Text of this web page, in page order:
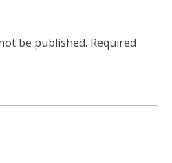
be published. Required